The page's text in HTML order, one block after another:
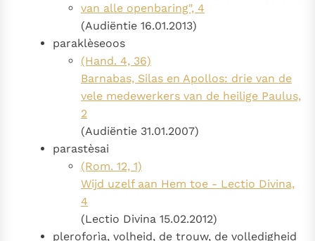
van alle openbaring", 4
(Audiëntie 16.01.2013)
paraklèseoos
(Hand. 4, 36)
Barnabas, Silas en Apollos: drie van de
vele medewerkers van de heilige Paulus,
2
(Audiëntie 31.01.2007)
parastèsai
(Rom. 12, 1)
Wijd uzelf aan Hem toe - Lectio Divina,
4
(Lectio Divina 15.02.2012)
pleroforìa, volheid, de trouw, de volledigheid